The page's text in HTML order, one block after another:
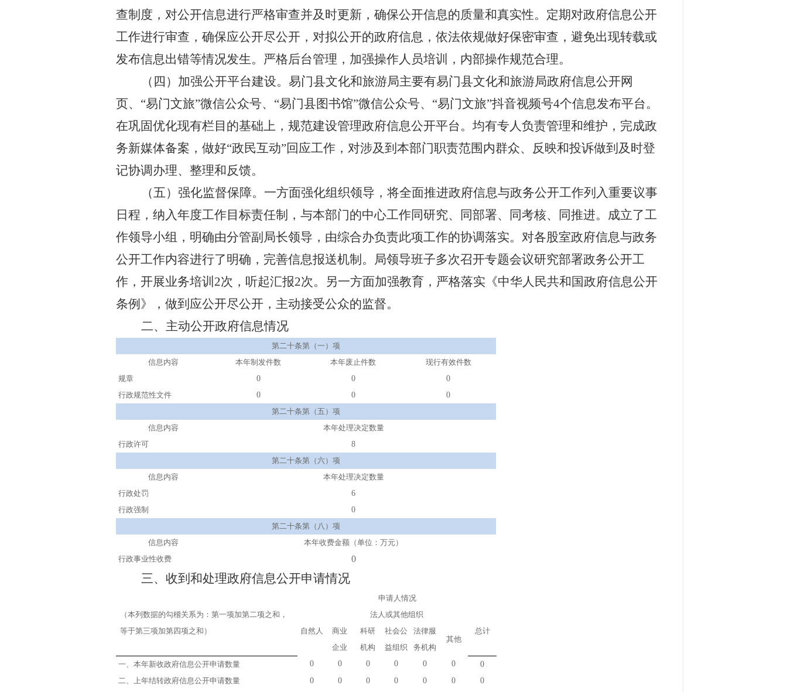
查制度，对公开信息进行严格审查并及时更新，确保公开信息的质量和真实性。定期对政府信息公开
工作进行审查，确保应公开尽公开，对拟公开的政府信息，依法依规做好保密审查，避免出现转载或
发布信息出错等情况发生。严格后台管理，加强操作人员培训，内部操作规范合理。
（四）加强公开平台建设。 易门县文化和旅游局主要有易门县文化和旅游局政府信息公开网
页、 “易门文旅”微信公众号、“易门县图书馆”微信公众号、“易门文旅”抖音视频号4个信息发布平台。
在巩固优化现有栏目的基础上，规范建设管理政府信息公开平台。均有专人负责管理和维护，完成政
务新媒体备案，做好“政民互动”回应工作，对涉及到本部门职责范围内群众、反映和投诉做到及时登
记协调办理、整理和反馈。
（五）强化监督保障。 一方面强化组织领导，将全面推进政府信息与政务公开工作列入重要议事
日程，纳入年度工作目标责任制，与本部门的中心工作同研究、同部署、同考核、同推进。成立了工
作领导小组，明确由分管副局长领导，由综合办负责此项工作的协调落实。对各股室政府信息与政务
公开工作内容进行了明确，完善信息报送机制。局领导班子多次召开专题会议研究部署政务公开工
作，开展业务培训 2次，听起汇报2次。另一方面加强教育，严格落实《中华人民共和国政府信息公开
条例》，做到应公开尽公开，主动接受公众的监督。
二、主动公开政府信息情况
第二十条第（一）项
信息内容
本年制发件数 本年废止件数 现行有效件数
规章
0 0
0
行政规范性文件
0 0
0
第二十条第（五）项
信息内容
本年处理决定数量
行政许可
8
第二十条第（六）项
信息内容
本年处理决定数量
行政处罚
6
行政强制
0
第二十条第（八）项
信息内容
本年收费金额（单位：万元）
行政事业性收费
0
三、收到和处理政府信息公开申请情况
（本列数据的勾稽关系为：第一项加第二项之和，
等于第三项加第四项之和）
申请人情况
自然人
法人或其他组织
总计
商业
企业
科研
机构
社会公
益组织
法律服
务机构
其他
一、本年新收政府信息公开申请数量 0 0 0 0 0 0
0
二、上年结转政府信息公开申请数量
0 0 0 0 0 0 0